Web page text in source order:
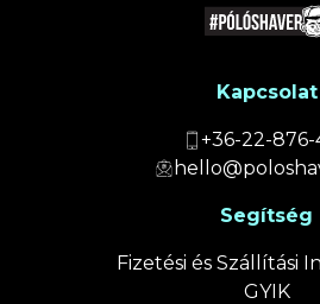
Kapcsolat
+36-22-876-
Segítség
Fizetési és Szállítási
GYIK